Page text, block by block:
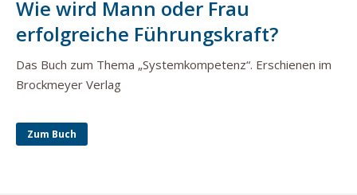
Wie wird Mann oder Frau
erfolgreiche Führungskraft?
Das Buch zum Thema „Systemkompetenz“. Erschienen im
Brockmeyer Verlag
Zum Buch